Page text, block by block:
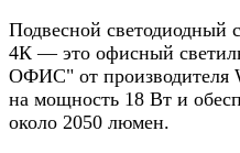
Подвесной светодиодный
4К — это офисный
ОФИС" от производителя
на мощность 18 Вт и
около 2050 люмен.